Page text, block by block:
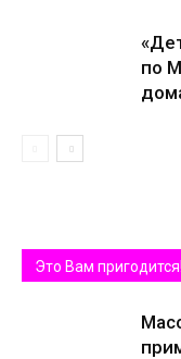
по
Это Вам пригодится!